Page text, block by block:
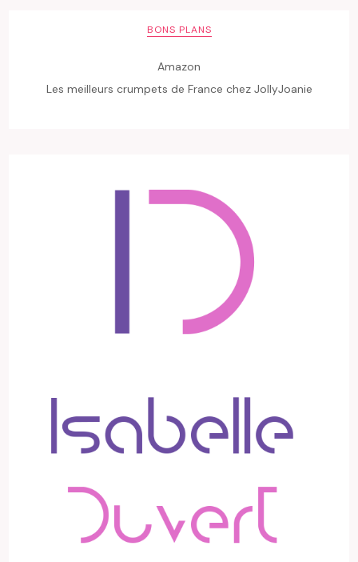
BONS PLANS
Amazon
Les meilleurs crumpets de France chez JollyJoanie